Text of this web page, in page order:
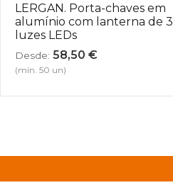
LERGAN. Porta-chaves em
alumínio com lanterna de 3
luzes LEDs
Desde: 58,50 €
(mín. 50 un)